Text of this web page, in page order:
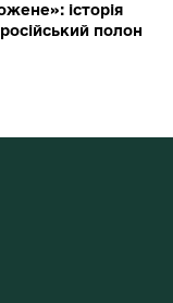
історія
полон